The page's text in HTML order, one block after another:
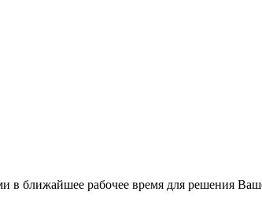
в ближайшее рабочее время для решения